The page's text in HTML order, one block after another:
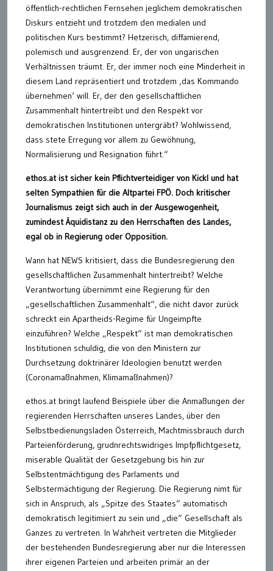
öffentlich-rechtlichen Fernsehen jeglichem demokratischen
Diskurs entzieht und trotzdem den medialen und
politischen Kurs bestimmt? Hetzerisch, diffamierend,
polemisch und ausgrenzend. Er, der von ungarischen
Verhältnissen träumt. Er, der immer noch eine Minderheit in
diesem Land repräsentiert und trotzdem ‚das Kommando
übernehmen‘ will. Er, der den gesellschaftlichen
Zusammenhalt hintertreibt und den Respekt vor
demokratischen Institutionen untergräbt? Wohlwissend,
dass stete Erregung vor allem zu Gewöhnung,
Normalisierung und Resignation führt.“
ethos.at ist sicher kein Pflichtverteidiger von Kickl und hat
selten Sympathien für die Altpartei FPÖ. Doch kritischer
Journalismus zeigt sich auch in der Ausgewogenheit,
zumindest Äquidistanz zu den Herrschaften des Landes,
egal ob in Regierung oder Opposition.
Wann hat NEWS kritisiert, dass die Bundesregierung den
gesellschaftlichen Zusammenhalt hintertreibt? Welche
Verantwortung übernimmt eine Regierung für den
„gesellschaftlichen Zusammenhalt“, die nicht davor zurück
schreckt ein Apartheids-Regime für Ungeimpfte
einzuführen? Welche „Respekt“ ist man demokratischen
Institutionen schuldig, die von den Ministern zur
Durchsetzung doktrinärer Ideologien benutzt werden
(Coronamaßnahmen, Klimamaßnahmen)?
ethos.at bringt laufend Beispiele über die Anmaßungen der
regierenden Herrschaften unseres Landes, über den
Selbstbedienungsladen Österreich, Machtmissbrauch durch
Parteienförderung, grudnrechtswidriges Impfpflichtgesetz,
miserable Qualität der Gesetzgebung bis hin zur
Selbstentmächtigung des Parlaments und
Selbstermächtigung der Regierung. Die Regierung nimt für
sich in Anspruch, als „Spitze des Staates“ automatisch
demokratisch legitimiert zu sein und „die“ Gesellschaft als
Ganzes zu vertreten. In Wahrheit vertreten die Mitglieder
der bestehenden Bundesregierung aber nur die Interessen
ihrer eigenen Parteien und arbeiten primär an der